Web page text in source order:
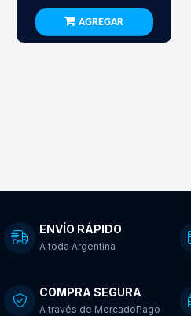
AGREGAR
ENVÍO RÁPIDO
A toda Argentina
COMPRA SEGURA
A través de MercadoPago